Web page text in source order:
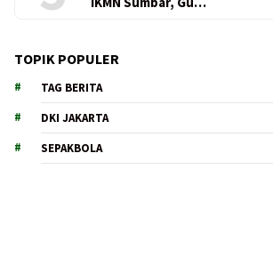
TOPIK POPULER
TAG BERITA
DKI JAKARTA
SEPAKBOLA